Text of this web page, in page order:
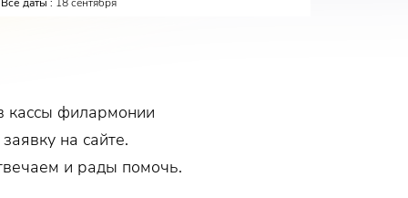
кассы филармонии
на сайте.
и рады помочь.